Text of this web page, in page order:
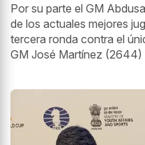
Por su parte el GM
de los actuales mejores
tercera ronda contra el
GM José Martínez (2644)